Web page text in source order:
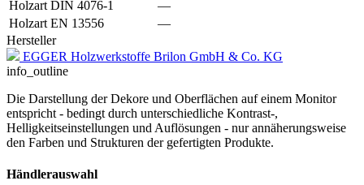
Holzart DIN 4076-1
—
Holzart EN 13556
—
Hersteller
EGGER Holzwerkstoffe Brilon GmbH & Co. KG
info_outline
Die Darstellung der Dekore und Oberflächen auf einem Monitor
entspricht - bedingt durch unterschiedliche Kontrast-,
Helligkeitseinstellungen und Auflösungen - nur annäherungsweise
den Farben und Strukturen der gefertigten Produkte.
Händlerauswahl